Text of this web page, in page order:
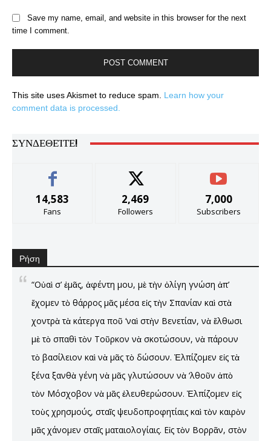
Save my name, email, and website in this browser for the next
time I comment.
This site uses Akismet to reduce spam. Learn how your
comment data is processed.
ΣΥΝΔΕΘΕΊΤΕ!
14,583
Fans
2,469
Followers
7,000
Subscribers
Ρήση
“Οὐαὶ σ’ ἐμᾶς, ἀφέντη μου, μὲ τὴν ὀλίγη γνώση ἀπ’
ἔχομεν τὸ θάρρος μᾶς μέσα εἰς τὴν Σπανίαν καὶ στὰ
χοντρὰ τὰ κάτεργα ποῦ ‘ναὶ στὴν Βενετίαν, νὰ ἔλθωσι
μὲ τὸ σπαθὶ τὸν Τοῦρκον νὰ σκοτώσουν, νὰ πάρουν
τὸ βασίλειον καὶ νὰ μᾶς τὸ δώσουν. Ἐλπίζομεν εἰς τὰ
ξένα ξανθὰ γένη νὰ μᾶς γλυτώσουν νὰ ‘λθοῦν ἀπὸ
τὸν Μόσχοβον νὰ μᾶς ἐλευθερώσουν. Ἐλπίζομεν εἰς
τοὺς χρησμούς, σταῖς ψευδοπροφητίαις καὶ τὸν καιρὸν
μᾶς χάνομεν σταῖς ματαιολογίαις. Εἰς τὸν Βορρᾶν, στὸν